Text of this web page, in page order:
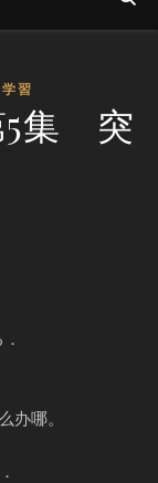
習
5集 突
办哪。